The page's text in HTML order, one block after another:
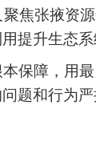
焦张掖资
提升生态系
保障，用
题和行为